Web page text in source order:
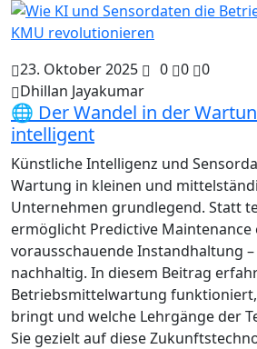
23. Oktober 2025 0 0
0
Dhillan Jayakumar
🌐 Der Wandel in der
intelligent
Künstliche Intelligenz und
Wartung in kleinen und
Unternehmen grundlegend. Statt
ermöglicht Predictive Maintenance
vorausschauende Instandhaltung
nachhaltig. In diesem Beitrag
Betriebsmittelwartung
bringt und welche Lehrgänge der
Sie gezielt auf diese